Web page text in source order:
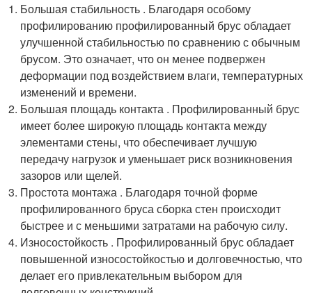
Большая стабильность . Благодаря особому
профилированию профилированный брус обладает
улучшенной стабильностью по сравнению с обычным
брусом. Это означает, что он менее подвержен
деформации под воздействием влаги, температурных
изменений и времени.
Большая площадь контакта . Профилированный брус
имеет более широкую площадь контакта между
элементами стены, что обеспечивает лучшую
передачу нагрузок и уменьшает риск возникновения
зазоров или щелей.
Простота монтажа . Благодаря точной форме
профилированного бруса сборка стен происходит
быстрее и с меньшими затратами на рабочую силу.
Износостойкость . Профилированный брус обладает
повышенной износостойкостью и долговечностью, что
делает его привлекательным выбором для